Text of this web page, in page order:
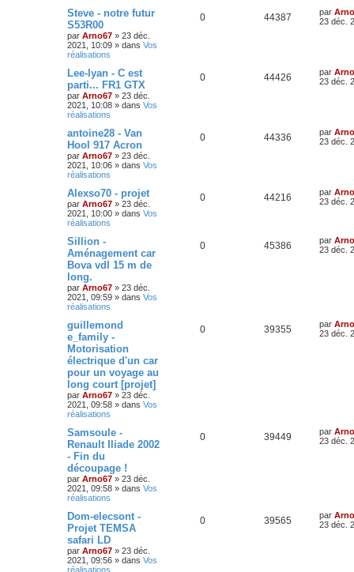
Steve - notre futur
S53R00
par Arno67 » 23 déc.
2021, 10:09 » dans Vos
réalisations
0 44387 par
23 déc.
Lee-lyan - C est
parti... FR1 GTX
par Arno67 » 23 déc.
2021, 10:08 » dans Vos
réalisations
0 44426 par
23 déc.
antoine28 - Van
Hool 917 Acron
par Arno67 » 23 déc.
2021, 10:06 » dans Vos
réalisations
0 44336 par
23 déc.
Alexso70 - projet
par Arno67 » 23 déc.
2021, 10:00 » dans Vos
réalisations
0 44216 par
23 déc.
Sillion -
Aménagement car
Bova vdl 15 m de
long.
par Arno67 » 23 déc.
2021, 09:59 » dans Vos
réalisations
0 45386 par
23 déc.
guillemond​
e_family -
Motorisation
électrique d'un car
pour un voyage au
long court [projet]
par Arno67 » 23 déc.
2021, 09:58 » dans Vos
réalisations
0 39355 par
23 déc.
Samsoule -
Renault Iliade 2002
- Fin du
découpage !
par Arno67 » 23 déc.
2021, 09:58 » dans Vos
réalisations
0 39449 par
23 déc.
Dom-elecso​nt -
Projet TEMSA
safari LD
par Arno67 » 23 déc.
2021, 09:56 » dans Vos
réalisations
0 39565 par
23 déc.